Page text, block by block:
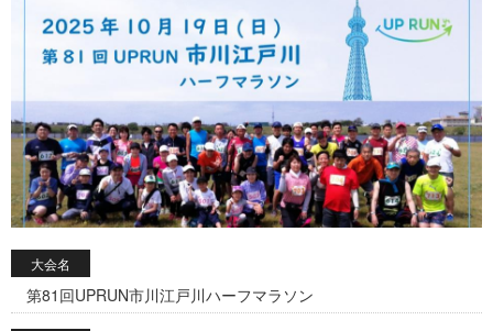
大会名
第81回UPRUN市川江戸川ハーフマラソン